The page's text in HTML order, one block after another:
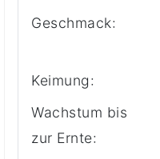
Geschmack:
Keimung:
Wachstum bis
zur Ernte: